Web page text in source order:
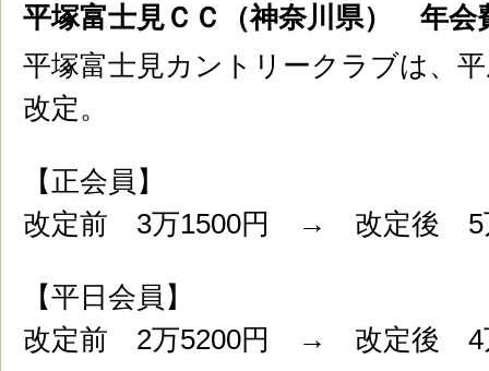
平塚富士見ＣＣ（神奈川県） 年会
平塚富士見カントリークラブは、
改定。
【正会員】
改定前 3万1500円 → 改定後 5
【平日会員】
改定前 2万5200円 → 改定後 4